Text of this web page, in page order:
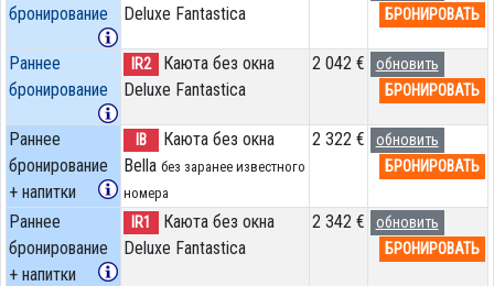
бронирование Deluxe Fantastica БРОНИРОВАТЬ
Раннее
бронирование
IR2
Каюта без окна
Deluxe Fantastica
2 042 €
обновить
БРОНИРОВАТЬ
Раннее
бронирование
+ напитки
IB
Каюта без окна
Bella без заранее известного
номера
2 322 €
обновить
БРОНИРОВАТЬ
Раннее
бронирование
+ напитки
IR1
Каюта без окна
Deluxe Fantastica
2 342 €
обновить
БРОНИРОВАТЬ